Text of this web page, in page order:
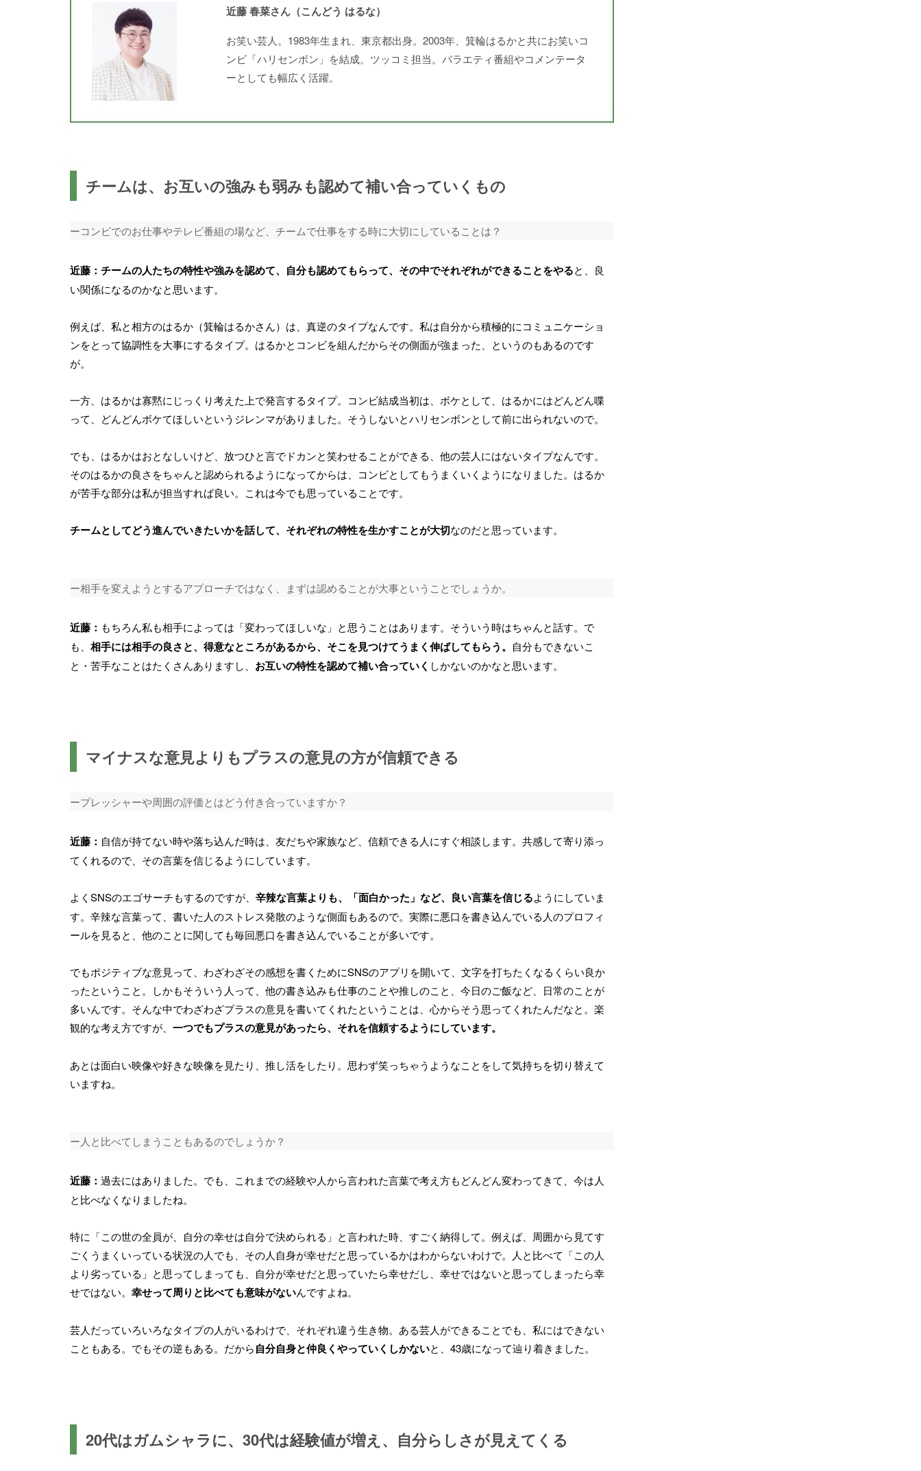
近藤 春菜さん（こんどう はるな）
お笑い芸人。1983年生まれ、東京都出身。2003年、箕輪はるかと共にお笑いコ
ンビ「ハリセンボン」を結成。ツッコミ担当。バラエティ番組やコメンテータ
ーとしても幅広く活躍。
チームは、お互いの強みも弱みも認めて補い合っていくもの
ーコンビでのお仕事やテレビ番組の場など、チームで仕事をする時に大切にしていることは？
近藤： チームの人たちの特性や強みを認めて、自分も認めてもらって、その中でそれぞれができることをやると、良
い関係になるのかなと思います。
例えば、私と相方のはるか（箕輪はるかさん）は、真逆のタイプなんです。私は自分から積極的にコミュニケーショ
ンをとって協調性を大事にするタイプ。はるかとコンビを組んだからその側面が強まった、というのもあるのです
が。
一方、はるかは寡黙にじっくり考えた上で発言するタイプ。コンビ結成当初は、ボケとして、はるかにはどんどん喋
って、どんどんボケてほしいというジレンマがありました。そうしないとハリセンボンとして前に出られないので。
でも、はるかはおとなしいけど、放つひと言でドカンと笑わせることができる、他の芸人にはないタイプなんです。
そのはるかの良さをちゃんと認められるようになってからは、コンビとしてもうまくいくようになりました。はるか
が苦手な部分は私が担当すれば良い。これは今でも思っていることです。
チームとしてどう進んでいきたいかを話して、それぞれの特性を生かすことが大切なのだと思っています。
ー相手を変えようとするアプローチではなく、まずは認めることが大事ということでしょうか。
近藤： もちろん私も相手によっては「変わってほしいな」と思うことはあります。そういう時はちゃんと話す。で
も、 相手には相手の良さと、得意なところがあるから、そこを見つけてうまく伸ばしてもらう。 自分もできないこ
と・苦手なことはたくさんありますし、 お互いの特性を認めて補い合っていく しかないのかなと思います。
マイナスな意見よりもプラスの意見の方が信頼できる
ープレッシャーや周囲の評価とはどう付き合っていますか？
近藤： 自信が持てない時や落ち込んだ時は、友だちや家族など、信頼できる人にすぐ相談します。共感して寄り添っ
てくれるので、その言葉を信じるようにしています。
よくSNSのエゴサーチもするのですが、 辛辣な言葉よりも、「面白かった」など、良い言葉を信じるようにしていま
す。辛辣な言葉って、書いた人のストレス発散のような側面もあるので。実際に悪口を書き込んでいる人のプロフィ
ールを見ると、他のことに関しても毎回悪口を書き込んでいることが多いです。
でもポジティブな意見って、わざわざその感想を書くためにSNSのアプリを開いて、文字を打ちたくなるくらい良か
ったということ。しかもそういう人って、他の書き込みも仕事のことや推しのこと、今日のご飯など、日常のことが
多いんです。そんな中でわざわざプラスの意見を書いてくれたということは、心からそう思ってくれたんだなと。楽
観的な考え方ですが、 一つでもプラスの意見があったら、それを信頼するようにしています。
あとは面白い映像や好きな映像を見たり、推し活をしたり。思わず笑っちゃうようなことをして気持ちを切り替えて
いますね。
ー人と比べてしまうこともあるのでしょうか？
近藤： 過去にはありました。でも、これまでの経験や人から言われた言葉で考え方もどんどん変わってきて、今は人
と比べなくなりましたね。
特に「この世の全員が、自分の幸せは自分で決められる」と言われた時、すごく納得して。例えば、周囲から見てす
ごくうまくいっている状況の人でも、その人自身が幸せだと思っているかはわからないわけで。人と比べて「この人
より劣っている」と思ってしまっても、自分が幸せだと思っていたら幸せだし、幸せではないと思ってしまったら幸
せではない。 幸せって周りと比べても意味がないんですよね。
芸人だっていろいろなタイプの人がいるわけで、それぞれ違う生き物。ある芸人ができることでも、私にはできない
こともある。でもその逆もある。だから自分自身と仲良くやっていくしかないと、43歳になって辿り着きました。
20代はガムシャラに、30代は経験値が増え、自分らしさが見えてくる